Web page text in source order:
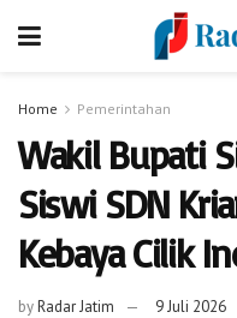
Home Pemerintahan
Wakil Bupati
Siswi SDN
Kebaya Cilik
byRadar Jatim 9 Juli 2026